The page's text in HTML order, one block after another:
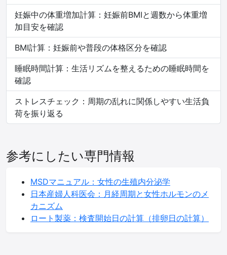
妊娠中の体重増加計算：妊娠前BMIと週数から体重増
加目安を確認
BMI計算：妊娠前や普段の体格区分を確認
睡眠時間計算：生活リズムを整えるための睡眠時間を
確認
ストレスチェック：周期の乱れに関係しやすい生活負
荷を振り返る
参考にしたい専門情報
MSDマニュアル：女性の生殖内分泌学
日本産婦人科医会：月経周期と女性ホルモンのメ
カニズム
ロート製薬：検査開始日の計算（排卵日の計算）